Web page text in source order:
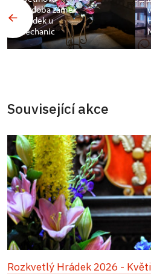
výzdoba zámek
Hrádek u
Nechanic
Související akce
Rozkvetlý Hrádek 2026 -